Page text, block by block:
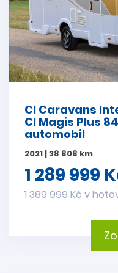
CI Caravans
CI Magis Plus
automobil
2021 | 38 808 km
1 289 999
1 389 999 Kč v